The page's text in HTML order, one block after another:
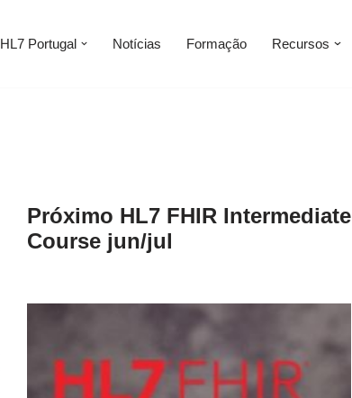
HL7 Portugal Notícias Formação Recursos
Próximo HL7 FHIR Intermediate
Course jun/jul